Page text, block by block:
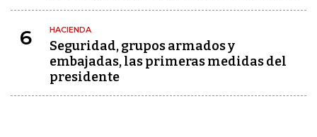
6 HACIENDA
Seguridad, grupos armados y
embajadas, las primeras medidas del
presidente